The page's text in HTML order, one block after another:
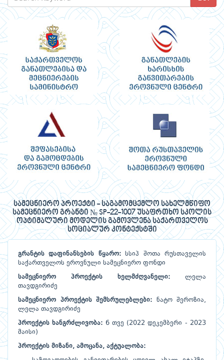
სამეცნიერო პროექტი - საგამომცემლო სახელმწიფო
სამეცნიერო გრანტი № SP-22-1007 უსაფრთხო სკოლის
ოპტიმალური მოდელის გამოვლენა საქართველოს
სოციალურ კონტექსტში
გრანტისდაფინანსების წყარო:სსიპ შოთა რუსთაველის
საქართველოს ეროვნული სამეცნიერო ფონდი
სამეცნიერო პროექტის ხელმძღვანელი: ლელა
თავდგირიძე
სამეცნიერო პროექტის შემსრულებლები: ნატო შეროზია,
ლელა თავდგირიძე
პროექტისხანგრძლივობა: 6 თვე (2022 დეკემბერი - 2023
მაისი)
პროექტის მიზანი, ამოცანა, აქტუალობა: